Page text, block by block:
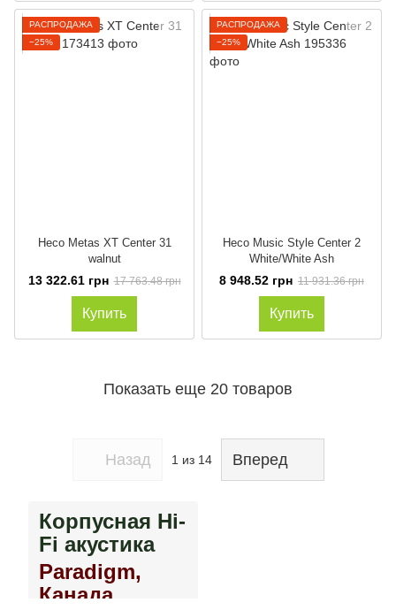
РАСПРОДАЖА
−25%
Heco Metas XT Center 31
walnut
13 322.61 грн 17 763.48 грн
Купить
РАСПРОДАЖА
−25%
Heco Music Style Center 2
White/White Ash
8 948.52 грн 11 931.36 грн
Купить
Показать еще 20 товаров
Назад 1 из 14 Вперед
Корпусная Hi-
Fi акустика
Paradigm,
Канада